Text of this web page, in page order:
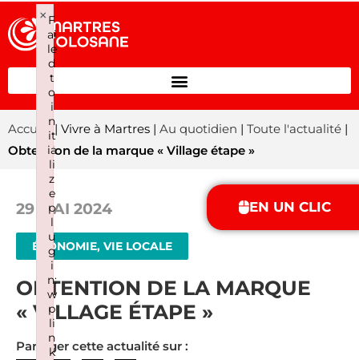
EN UN CLIC
Accueil| Vivre à Martres | Au quotidien | Toute l'actualité |
Obtention de la marque « Village étape »
29 MAI 2024
ÉCONOMIE, VIE LOCALE
OBTENTION DE LA MARQUE
« VILLAGE ÉTAPE »
Partager cette actualité sur :
F
ai
le
d
t
o
i
n
it
ia
li
z
e
p
l
u
g
i
n:
w
p
li
n
k
×